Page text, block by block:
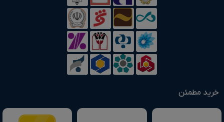
خرید مطمئن